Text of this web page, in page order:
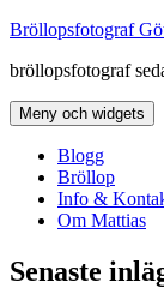
Hoppa
innehåll
Bröllopsfotograf
bröllopsfotograf
Meny och widgets
Blogg
Bröllop
Info &
Om Mattias
Senaste